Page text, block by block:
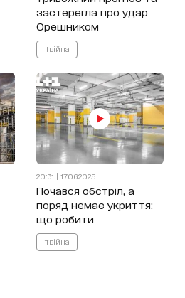
застерегла про удар
Орешником
#війна
20:31 | 17.06.2025
Почався обстріл, а
поряд немає укриття:
що робити
#війна